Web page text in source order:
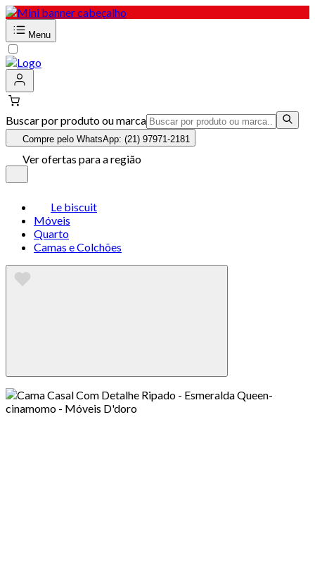
Menu
Buscar por produto ou marca
Compre pelo WhatsApp: (21) 97971-2181
Ver ofertas para a região
Le biscuit
Móveis
Quarto
Camas e Colchões